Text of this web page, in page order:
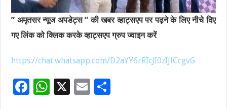
” अमृतसर न्यूज अपडेट्स ” की खबर व्हाट्सएप पर पढ़ने के लिए नीचे दिए
गए लिंक को क्लिक करके व्हाट्सएप ग्रुप ज्वाइन करें
https://chat.whatsapp.com/D2aYY6rRIcJI0zIJlCcgvG
F
W X
E